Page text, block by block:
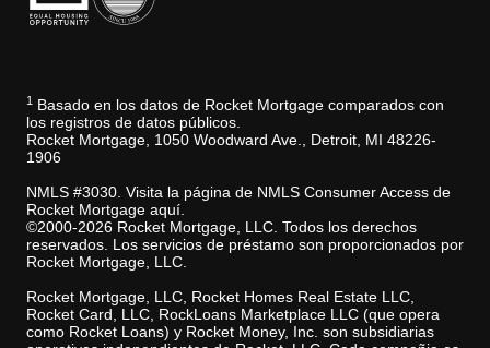
1
Basado en los datos de Rocket Mortgage comparados con
los registros de datos públicos.
Rocket Mortgage, 1050 Woodward Ave., Detroit, MI 48226-
1906
NMLS #3030. Visita la página de NMLS Consumer Access de
Rocket Mortgage aquí.
©2000-2026 Rocket Mortgage, LLC. Todos los derechos
reservados. Los servicios de préstamo son proporcionados por
Rocket Mortgage, LLC.
Rocket Mortgage, LLC, Rocket Homes Real Estate LLC,
Rocket Card, LLC, RockLoans Marketplace LLC (que opera
como Rocket Loans) y Rocket Money, Inc. son subsidiarias